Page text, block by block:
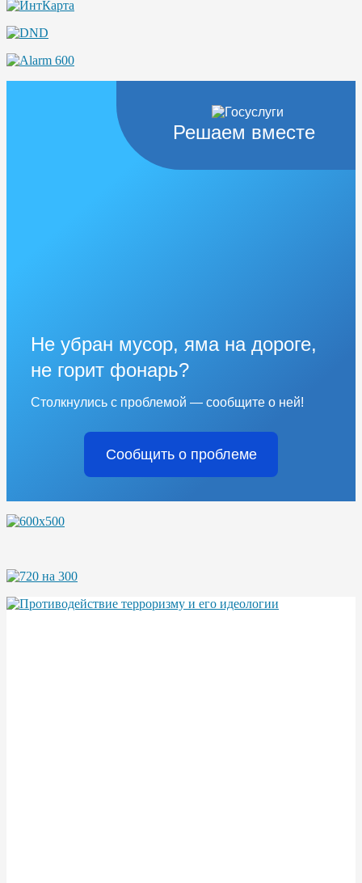
Решаем вместе
Не убран мусор, яма на дороге,
не горит фонарь?
Столкнулись с проблемой — сообщите о ней!
Сообщить о проблеме